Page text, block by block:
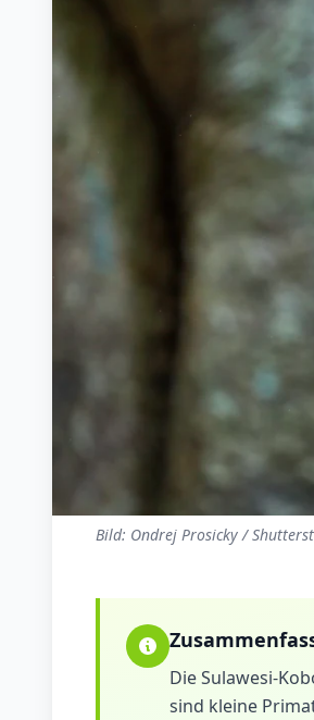
Bild: Ondrej Prosicky /
Die Sulawesi-
sind kleine